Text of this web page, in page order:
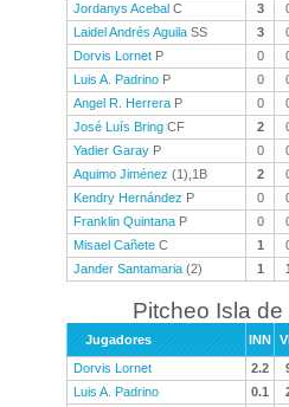
Jordanys Acebal C 3
Laidel Andrés Aguila SS 3
Dorvis Lornet P 0
Luis A. Padrino P 0
Angel R. Herrera P 0
José Luís Bring CF 2
Yadier Garay P 0
Aquimo Jiménez (1),1B 2
Kendry Hernández P 0
Franklin Quintana P 0
Misael Cañete C 1
Jander Santamaria (2) 1
Pitcheo Isla
Jugadores INN
Dorvis Lornet
2.2
Luis A. Padrino
0.1